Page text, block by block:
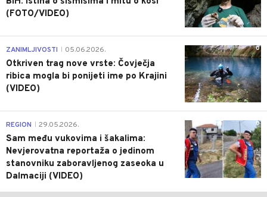
(FOTO/VIDEO)
0
ZANIMLJIVOSTI 05.06.2026.
Otkriven trag nove vrste: Čovječja
ribica mogla bi ponijeti ime po Krajini
(VIDEO)
0
REGION 29.05.2026.
Sam među vukovima i šakalima:
Nevjerovatna reportaža o jedinom
stanovniku zaboravljenog zaseoka u
Dalmaciji (VIDEO)